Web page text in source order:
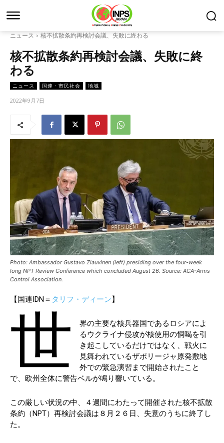
ニュース 核不拡散条約再検討会議、失敗に終わる
核不拡散条約再検討会議、失敗に終
わる
ニュース 国連・市民社会 地域
2022年9月7日
Photo: Ambassador Gustavo Zlauvinen (left) presiding over the four-week
long NPT Review Conference which concluded August 26. Source: ACA-Arms
Control Association.
【国連IDN＝ タリフ・ディーン】
世
界の主要な核兵器国であるロシアによ
るウクライナ侵攻が核使用の恫喝を引
き起こしているだけではなく、戦火に
見舞われているザポリージャ原発敷地
外での緊急演習まで開始されたこと
で、欧州全体に警告ベルが鳴り響いている。
この厳しい状況の中、４週間にわたって開催された核不拡散
条約（NPT）再検討会議は８月２６日、失意のうちに終了し
た。